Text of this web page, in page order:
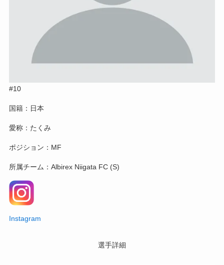
#10
国籍：日本
愛称：たくみ
ポジション：MF
所属チーム：Albirex Niigata FC (S)
Instagram
選手詳細